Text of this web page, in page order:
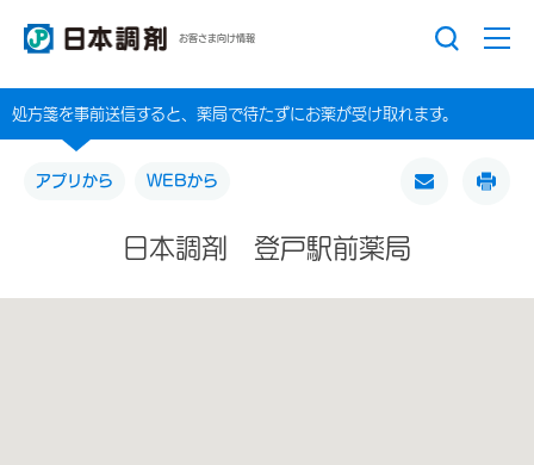
お客さま向け情報
処方箋を事前送信すると、薬局で待たずにお薬が受け取れます。
アプリから WEBから
日本調剤 登戸駅前薬局